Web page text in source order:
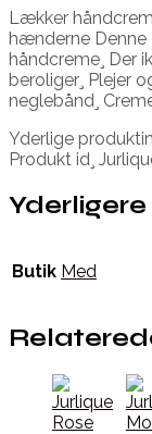
Lækker
hænderne Denne
håndcreme¸ Der
beroliger¸ Plejer
neglebånd¸
Yderlige
Produkt id¸
Butik Med